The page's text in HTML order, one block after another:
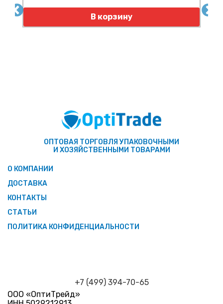
Количество
В корзину
ОПТОВАЯ ТОРГОВЛЯ УПАКОВОЧНЫМИ
И ХОЗЯЙСТВЕННЫМИ ТОВАРАМИ
О КОМПАНИИ
ДОСТАВКА
КОНТАКТЫ
СТАТЬИ
ПОЛИТИКА КОНФИДЕНЦИАЛЬНОСТИ
+7 (499) 394-70-65
ООО «ОптиТрейд»